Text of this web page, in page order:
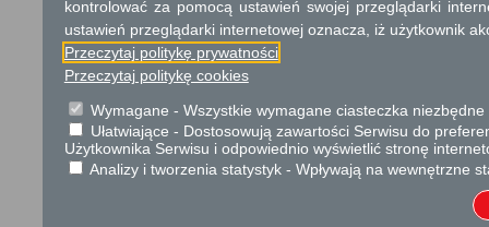
lub o odmowie wpisu.
Opłata
10 zł opłata skarbowa za
kontrolować za pomocą ustawień swojej przeglądarki
ustawień przeglądarki internetowej oznacza, iż użytkownik
Przeczytaj politykę prywatności
Przeczytaj politykę cookies
Wymagane - Wszystkie wymagane ciasteczka
Ułatwiające - Dostosowują zawartości Serwisu do
Użytkownika Serwisu i odpowiednio wyświetlić stronę
Analizy i tworzenia statystyk - Wpływają na wewnętrzne